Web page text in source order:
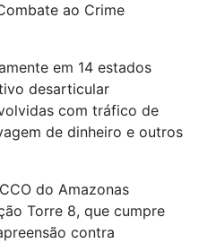
ao Crime
em 14 estados
desarticular
com tráfico de
de dinheiro e outros
do Amazonas
Torre 8, que cumpre
contra